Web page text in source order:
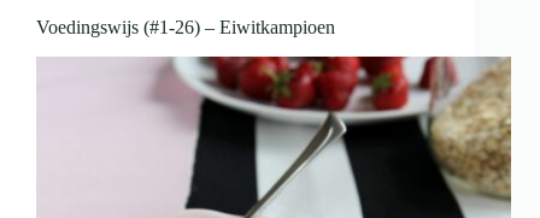
Voedingswijs (#1-26) – Eiwitkampioen